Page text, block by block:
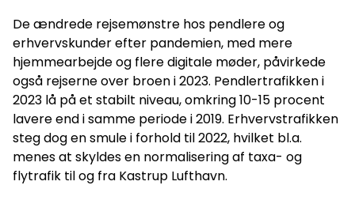
De ændrede rejsemønstre hos pendlere og
erhvervskunder efter pandemien, med mere
hjemmearbejde og flere digitale møder, påvirkede
også rejserne over broen i 2023. Pendlertrafikken i
2023 lå på et stabilt niveau, omkring 10-15 procent
lavere end i samme periode i 2019. Erhvervstrafikken
steg dog en smule i forhold til 2022, hvilket bl.a.
menes at skyldes en normalisering af taxa- og
flytrafik til og fra Kastrup Lufthavn.